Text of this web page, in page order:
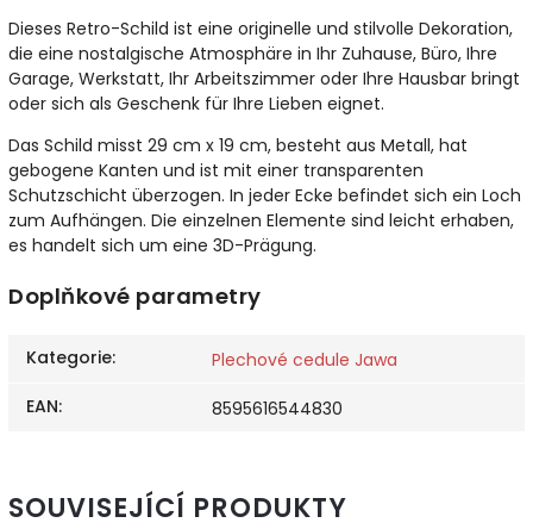
Dieses Retro-Schild ist eine originelle und stilvolle Dekoration,
die eine nostalgische Atmosphäre in Ihr Zuhause, Büro, Ihre
Garage, Werkstatt, Ihr Arbeitszimmer oder Ihre Hausbar bringt
oder sich als Geschenk für Ihre Lieben eignet.
Das Schild misst 29 cm x 19 cm, besteht aus Metall, hat
gebogene Kanten und ist mit einer transparenten
Schutzschicht überzogen. In jeder Ecke befindet sich ein Loch
zum Aufhängen. Die einzelnen Elemente sind leicht erhaben,
es handelt sich um eine 3D-Prägung.
Doplňkové parametry
Kategorie:
Plechové cedule Jawa
EAN: 8595616544830
SOUVISEJÍCÍ PRODUKTY